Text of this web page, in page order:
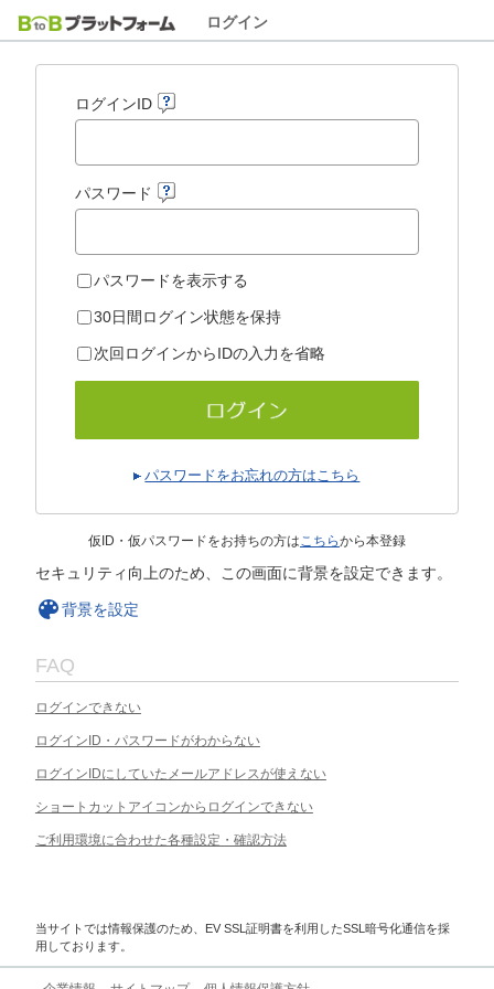
ログイン
ログインID
パスワード
パスワードを表示する
30日間ログイン状態を保持
次回ログインからIDの入力を省略
パスワードをお忘れの方はこちら
仮ID・仮パスワードをお持ちの方はこちらから本登録
セキュリティ向上のため、この画面に背景を設定できます。
背景を設定
FAQ
ログインできない
ログインID・パスワードがわからない
ログインIDにしていたメールアドレスが使えない
ショートカットアイコンからログインできない
ご利用環境に合わせた各種設定・確認方法
当サイトでは情報保護のため、EV SSL証明書を利用したSSL暗号化通信を採
用しております。